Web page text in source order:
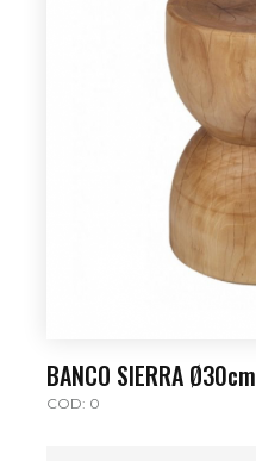
BANCO SIERRA Ø30cm
COD: 0